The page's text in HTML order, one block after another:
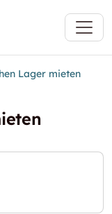
Lager mieten